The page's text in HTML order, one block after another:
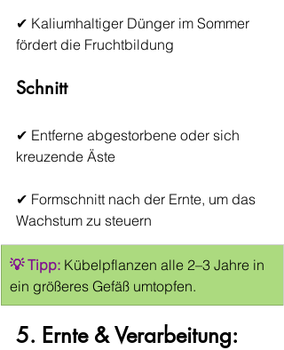
✔ Kaliumhaltiger Dünger im Sommer
fördert die Fruchtbildung
Schnitt
✔ Entferne abgestorbene oder sich
kreuzende Äste
✔ Formschnitt nach der Ernte, um das
Wachstum zu steuern
💡 Tipp: Kübelpflanzen alle 2–3 Jahre in
ein größeres Gefäß umtopfen.
5. Ernte & Verarbeitung: